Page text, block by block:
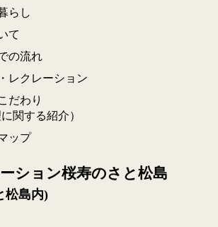
らし
て
の流れ
レクレーション
だわり
関する紹介）
ップ
ション桜寿のさと松島
松島内)